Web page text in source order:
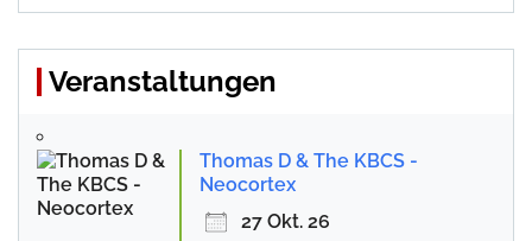
Veranstaltungen
Thomas D & The KBCS -
Neocortex
27 Okt. 26